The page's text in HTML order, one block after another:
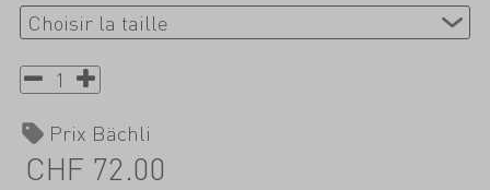
Prix Bächli
CHF 72.00